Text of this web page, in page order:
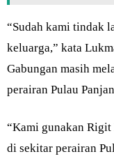
“Sudah kami tindak
keluarga,” kata
Gabungan masih
perairan Pulau
“Kami gunakan
di sekitar perairan